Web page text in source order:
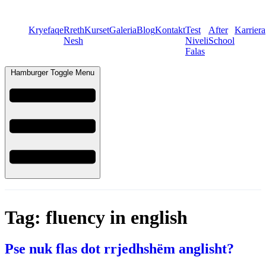
KryefaqeRreth
Nesh
KursetGaleriaBlogKontaktTest
Niveli
Falas
After
School
Karriera
Hamburger Toggle Menu
Tag: fluency in english
Pse nuk flas dot rrjedhshëm anglisht?